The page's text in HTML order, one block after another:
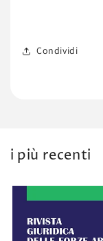
Condividi
i più recenti